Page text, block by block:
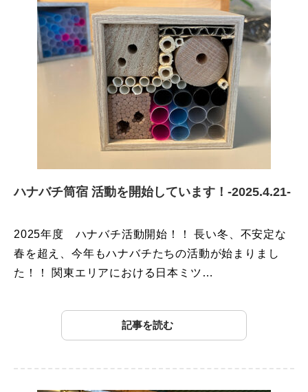
ハナバチ筒宿 活動を開始しています！-2025.4.21-
2025年度 ハナバチ活動開始！！ 長い冬、不安定な
春を超え、今年もハナバチたちの活動が始まりまし
た！！ 関東エリアにおける日本ミツ…
記事を読む